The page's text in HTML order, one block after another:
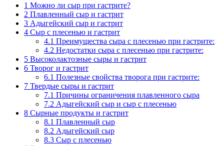
1 Можно ли сыр при гастрите?
2 Плавленный сыр и гастрит
3 Адыгейский сыр и гастрит
4 Сыр с плесенью и гастрит
4.1 Преимущества сыра с плесенью при гастрите:
4.2 Недостатки сыра с плесенью при гастрите:
5 Высоколактозные сыры и гастрит
6 Творог и гастрит
6.1 Полезные свойства творога при гастрите:
7 Твердые сыры и гастрит
7.1 Причины ограничения плавленного сыра
7.2 Адыгейский сыр и сыр с плесенью
8 Сырные продукты и гастрит
8.1 Плавленный сыр
8.2 Адыгейский сыр
8.3 Сыр с плесенью